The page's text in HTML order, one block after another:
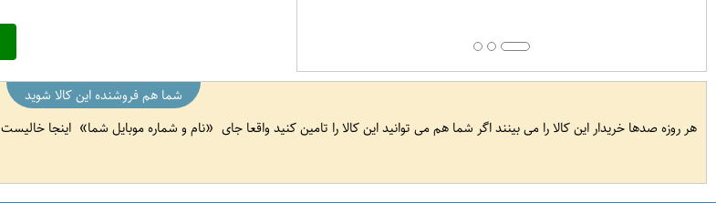
شما هم فروشنده این کالا شوید
هر روزه صدها خریدار این کالا را می بینند اگر شما هم می توانید این کالا را تامین کنید واقعا جای
نام و شماره موبایل شما اینجا خالیست